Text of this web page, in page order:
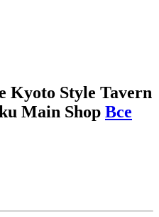
Kyoto Style Tavern
Main Shop Все